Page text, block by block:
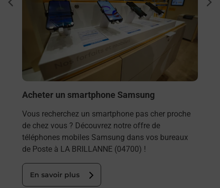
Acheter un smartphone Samsung
Vous recherchez un smartphone pas cher proche
de chez vous ? Découvrez notre offre de
téléphones mobiles Samsung dans vos bureaux
de Poste à LA BRILLANNE (04700) !
En savoir plus